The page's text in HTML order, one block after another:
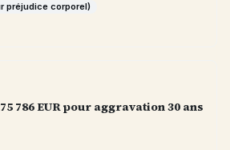
préjudice corporel)
786 EUR pour aggravation 30 ans